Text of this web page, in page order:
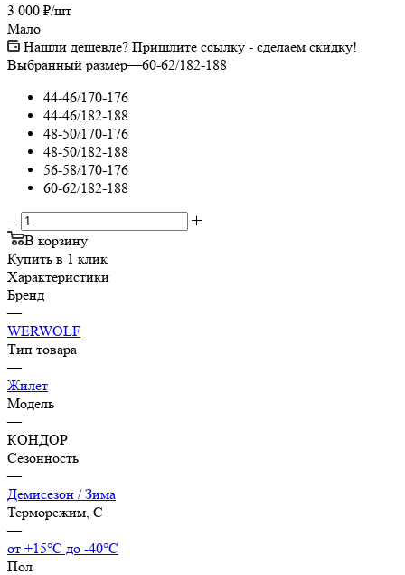
3 000 ₽/шт
Мало
Нашли дешевле? Пришлите ссылку - сделаем скидку!
Выбранный размер—60-62/182-188
44-46/170-176
44-46/182-188
48-50/170-176
48-50/182-188
56-58/170-176
60-62/182-188
В корзину
Купить в 1 клик
Характеристики
Бренд
—
WERWOLF
Тип товара
—
Жилет
Модель
—
КОНДОР
Сезонность
—
Демисезон / Зима
Терморежим, C
—
от +15°С до -40°С
Пол